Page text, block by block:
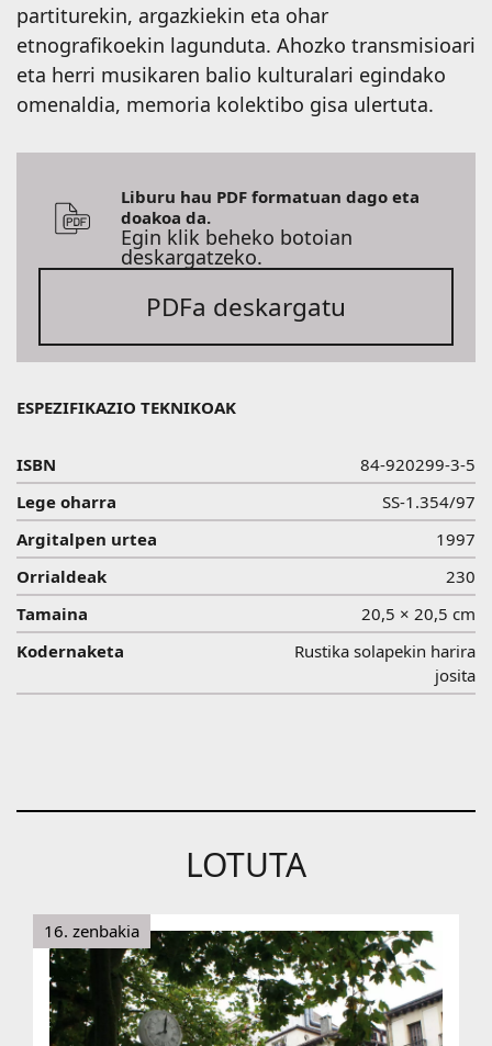
partiturekin, argazkiekin eta ohar
etnografikoekin lagunduta. Ahozko transmisioari
eta herri musikaren balio kulturalari egindako
omenaldia, memoria kolektibo gisa ulertuta.
Liburu hau PDF formatuan dago eta
doakoa da.
Egin klik beheko botoian
deskargatzeko.
PDFa deskargatu
ESPEZIFIKAZIO TEKNIKOAK
ISBN
84-920299-3-5
Lege oharra
SS-1.354/97
Argitalpen urtea
1997
Orrialdeak
230
Tamaina
20,5 × 20,5 cm
Kodernaketa
Rustika solapekin harira
josita
LOTUTA
16. zenbakia